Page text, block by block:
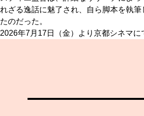
れざる逸話に魅了され、自ら脚本を執
たのだった。
2026年7月17日（金）より京都シネマに